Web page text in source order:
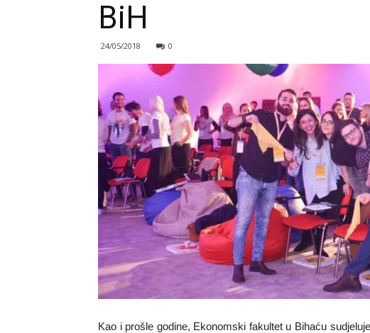
BiH
24/05/2018 0
Kao i prošle godine, Ekonomski fakultet u Bihaću